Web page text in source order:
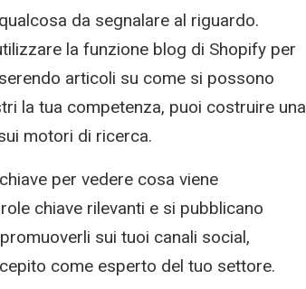
da segnalare al riguardo.
la funzione blog di Shopify per
articoli su come si possono
la tua competenza, puoi costruire una
motori di ricerca.
per vedere cosa viene
chiave rilevanti e si pubblicano
sui tuoi canali social,
come esperto del tuo settore.